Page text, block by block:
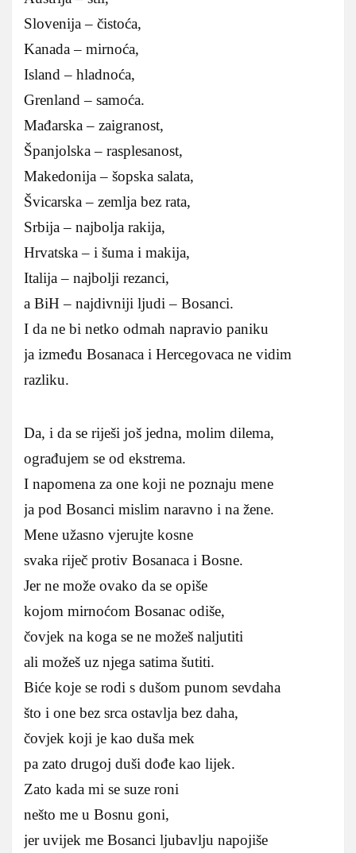
Slovenija – čistoća,
Kanada – mirnoća,
Island – hladnoća,
Grenland – samoća.
Mađarska – zaigranost,
Španjolska – rasplesanost,
Makedonija – šopska salata,
Švicarska – zemlja bez rata,
Srbija – najbolja rakija,
Hrvatska – i šuma i makija,
Italija – najbolji rezanci,
a BiH – najdivniji ljudi – Bosanci.
I da ne bi netko odmah napravio paniku
ja između Bosanaca i Hercegovaca ne vidim
razliku.
Da, i da se riješi još jedna, molim dilema,
ograđujem se od ekstrema.
I napomena za one koji ne poznaju mene
ja pod Bosanci mislim naravno i na žene.
Mene užasno vjerujte kosne
svaka riječ protiv Bosanaca i Bosne.
Jer ne može ovako da se opiše
kojom mirnoćom Bosanac odiše,
čovjek na koga se ne možeš naljutiti
ali možeš uz njega satima šutiti.
Biće koje se rodi s dušom punom sevdaha
što i one bez srca ostavlja bez daha,
čovjek koji je kao duša mek
pa zato drugoj duši dođe kao lijek.
Zato kada mi se suze roni
nešto me u Bosnu goni,
jer uvijek me Bosanci ljubavlju napojiše